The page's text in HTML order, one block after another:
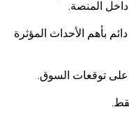
داخل المنصة.
بأهم الأحداث المؤثرة
على توقعات السوق.